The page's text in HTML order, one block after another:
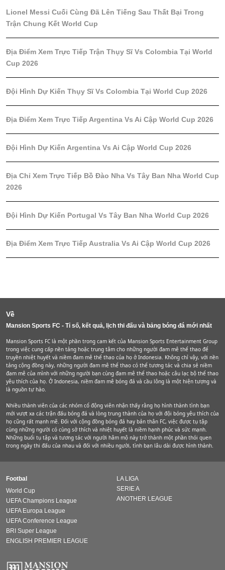
Lionel Messi Cuối Cùng Đã Lên Tiếng Sau Thất Bại Trong
Trận Chung Kết World Cup
Địa Điểm Xem Trực Tiếp Trận Thụy Sĩ Vs Colombia Tại World
Cup 2026
Đội Hình Dự Kiến Thụy Sĩ Vs Colombia Tại World Cup 2026
Địa Điểm Xem Trực Tiếp Argentina Vs Ai Cập World Cup 2026
Đội Hình Dự Kiến Argentina Vs Ai Cập World Cup 2026
Địa Chỉ Xem Trực Tiếp Bồ Đào Nha Vs Tây Ban Nha World Cup
2026
Đội Hình Dự Kiến Portugal Vs Tây Ban Nha World Cup 2026
Địa Điểm Xem Trực Tiếp Australia Vs Ai Cập World Cup 2026
Về
Mansion Sports FC - Tỉ số, kết quả, lịch thi đấu và bảng bóng đá mới nhất
Mansion Sports FC là một phần trong cam kết của Mansion Sports Entertainment Group
trong việc cung cấp nền tảng hoặc trung tâm cho những người đam mê thể thao để
truyền nhiệt huyết và niềm đam mê thể thao của họ ở Indonesia. Không chỉ vậy, với nền
tảng cộng đồng này, những người đam mê thể thao có thể tương tác và chia sẻ niềm
đam mê của mình với những người bạn cùng đam mê thể thao hoặc câu lạc bộ thể thao
yêu thích của họ. Ở Indonesia, niềm đam mê bóng đá và cầu lông là một hiện tượng và
là nguồn tự hào.
Nhiều thành viên của các nhóm cổ động viên nhận thấy rằng họ hình thành tình bạn
mới vượt xa các trận đấu bóng đá và lòng trung thành của họ với đội bóng yêu thích của
họ cũng rất mạnh mẽ. Đối với cộng đồng bóng đá hay bản thân FC, việc được tụ tập
cùng những người có cùng sở thích và nhiệt huyết là niềm hạnh phúc và sức mạnh.
Những buổi tụ tập và tương tác với người hâm mộ này trở thành một phần thói quen
trong ngày thi đấu của nhau và đối với nhiều người, tình bạn lâu dài được hình thành.
Footbal
World Cup
UEFA Champions League
UEFA Europa League
UEFA Conference League
BRI Super League
ENGLISH PREMIER LEAGUE
LA LIGA
SERIE A
ANOTHER LEAGUE